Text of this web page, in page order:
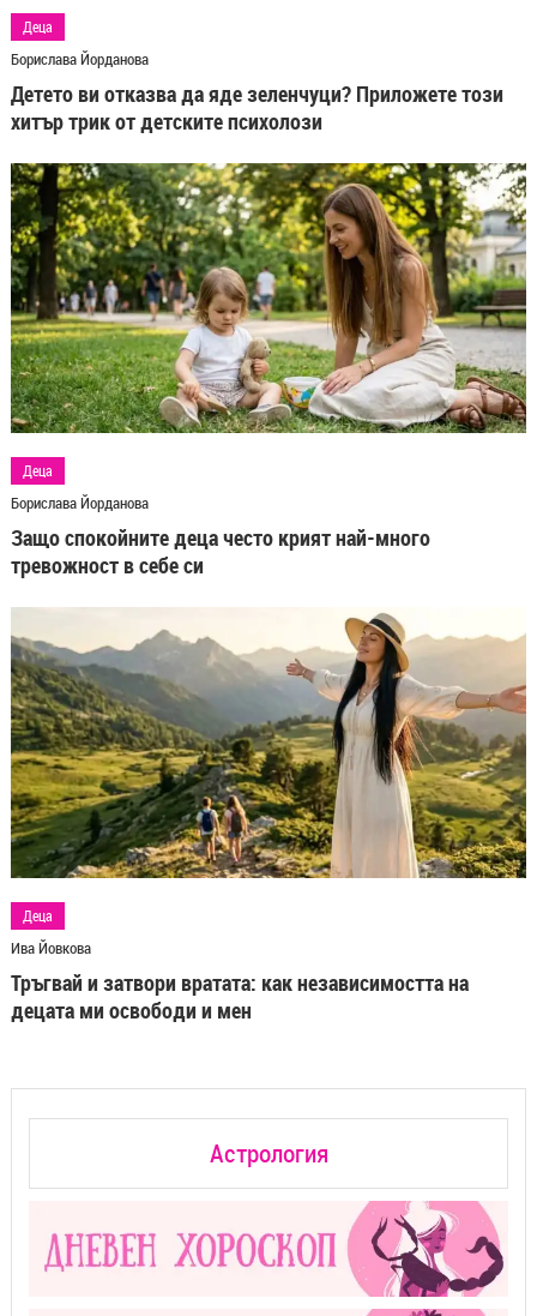
Деца
Борислава Йорданова
Детето ви отказва да яде зеленчуци? Приложете този
хитър трик от детските психолози
Деца
Борислава Йорданова
Защо спокойните деца често крият най-много
тревожност в себе си
Деца
Ива Йовкова
Тръгвай и затвори вратата: как независимостта на
децата ми освободи и мен
Астрология